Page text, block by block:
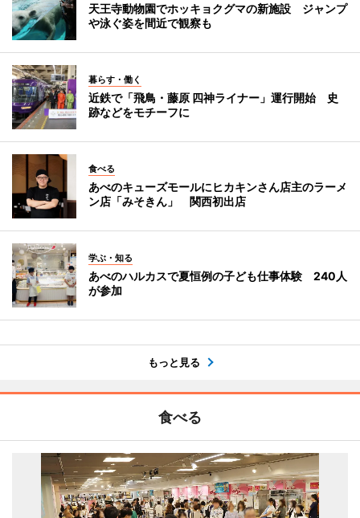
天王寺動物園でホッキョクグマの新施設 ジャンプ
や泳ぐ姿を間近で観察も
暮らす・働く
近鉄で「飛鳥・藤原 四神ライナー」運行開始 史
跡などをモチーフに
食べる
あべのキューズモールにヒカキンさん店主のラーメ
ン店「みそきん」 関西初出店
学ぶ・知る
あべのハルカスで夏恒例の子ども仕事体験 240人
が参加
もっと見る
食べる